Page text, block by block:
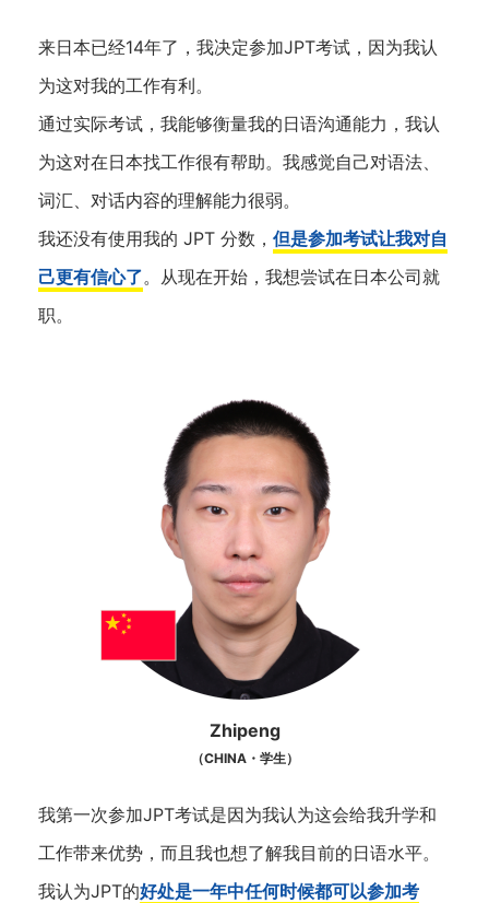
来日本已经14年了，我决定参加JPT考试，因为我认
为这对我的工作有利。
通过实际考试，我能够衡量我的日语沟通能力，我认
为这对在日本找工作很有帮助。我感觉自己对语法、
词汇、对话内容的理解能力很弱。
我还没有使用我的 JPT 分数， 但是参加考试让我对自
己更有信心了。从现在开始，我想尝试在日本公司就
职。
Zhipeng
（CHINA・学生）
我第一次参加JPT考试是因为我认为这会给我升学和
工作带来优势，而且我也想了解我目前的日语水平。
我认为JPT的好处是一年中任何时候都可以参加考